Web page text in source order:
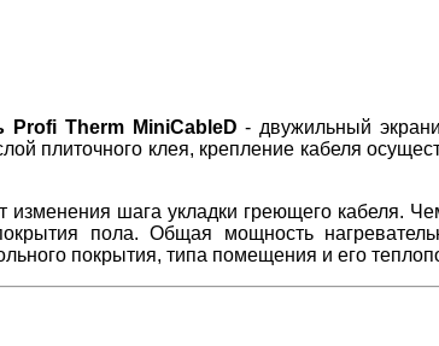
Profi Therm MiniCableD- двужильный
плиточного клея, крепление кабеля
изменения шага укладки греющего кабеля.
пола. Общая мощность
покрытия, типа помещения и его